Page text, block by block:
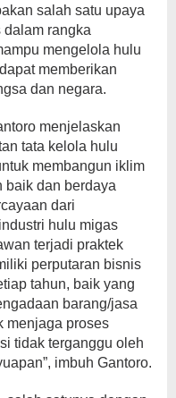
salah satu upaya
rangka
mengelola hulu
memberikan
dan negara.
menjelaskan
tata kelola hulu
membangun iklim
baik dan berdaya
dari
hulu migas
terjadi praktek
perputaran bisnis
tahun, baik yang
barang/jasa
menjaga proses
tidak terganggu oleh
imbuh Gantoro.